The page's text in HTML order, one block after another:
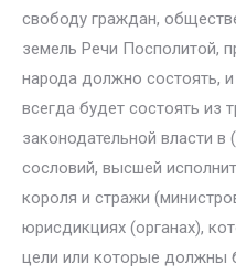
свободу граждан,
земель Речи Посполитой,
народа должно состоять,
всегда будет состоять из
законодательной власти
сословий, высшей
короля и стражи
юрисдикциях (органах),
цели или которые должны